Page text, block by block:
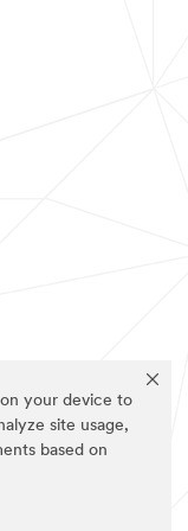
your device to
site usage,
based on